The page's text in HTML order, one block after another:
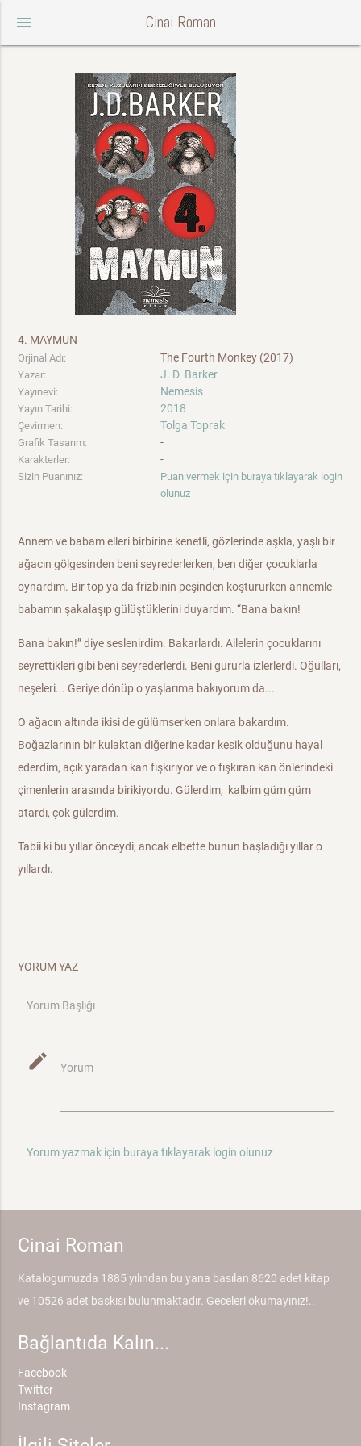
menu Cinai Roman
4. MAYMUN
Orjinal Adı: The Fourth Monkey (2017)
Yazar: J. D. Barker
Yayınevi: Nemesis
Yayın Tarihi: 2018
Çevirmen: Tolga Toprak
Grafik Tasarım: -
Karakterler: -
Sizin Puanınız:
Puan vermek için buraya tıklayarak login
olunuz
Annem ve babam elleri birbirine kenetli, gözlerinde aşkla, yaşlı bir
ağacın gölgesinden beni seyrederlerken, ben diğer çocuklarla
oynardım. Bir top ya da frizbinin peşinden koştururken annemle
babamın şakalaşıp gülüştüklerini duyardım. “Bana bakın!
Bana bakın!” diye seslenirdim. Bakarlardı. Ailelerin çocuklarını
seyrettikleri gibi beni seyrederlerdi. Beni gururla izlerlerdi. Oğulları,
neşeleri... Geriye dönüp o yaşlarıma bakıyorum da...
O ağacın altında ikisi de gülümserken onlara bakardım.
Boğazlarının bir kulaktan diğerine kadar kesik olduğunu hayal
ederdim, açık yaradan kan fışkırıyor ve o fışkıran kan önlerindeki
çimenlerin arasında birikiyordu. Gülerdim, kalbim güm güm
atardı, çok gülerdim.
Tabii ki bu yıllar önceydi, ancak elbette bunun başladığı yıllar o
yıllardı.
YORUM YAZ
Yorum Başlığı
mode_edit Yorum
Yorum yazmak için buraya tıklayarak login olunuz
Cinai Roman
Katalogumuzda 1885 yılından bu yana basılan 8620 adet kitap
ve 10526 adet baskısı bulunmaktadır. Geceleri okumayınız!..
Bağlantıda Kalın...
Facebook
Twitter
Instagram